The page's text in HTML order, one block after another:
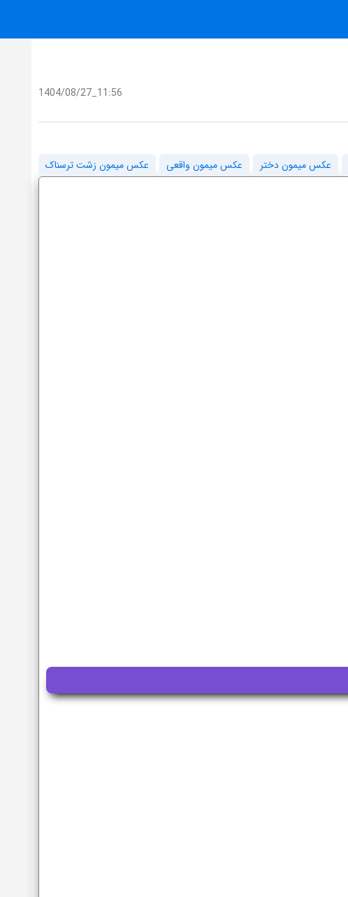
1404/08/27_11:56
عکس میمون دختر عکس میمون واقعی عکس میمون زشت ترسناک